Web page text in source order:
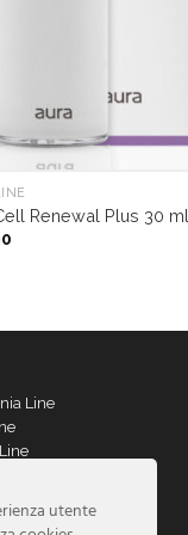
Renewal Plus 30 ml.
Line
Line
utente